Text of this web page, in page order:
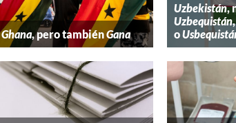
Ghana, pero tambiénGana
Uzbekistán,
Uzbequistán
o